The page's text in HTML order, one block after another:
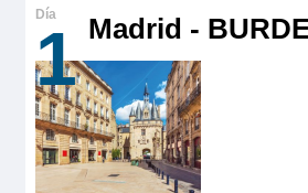
1 Madrid -